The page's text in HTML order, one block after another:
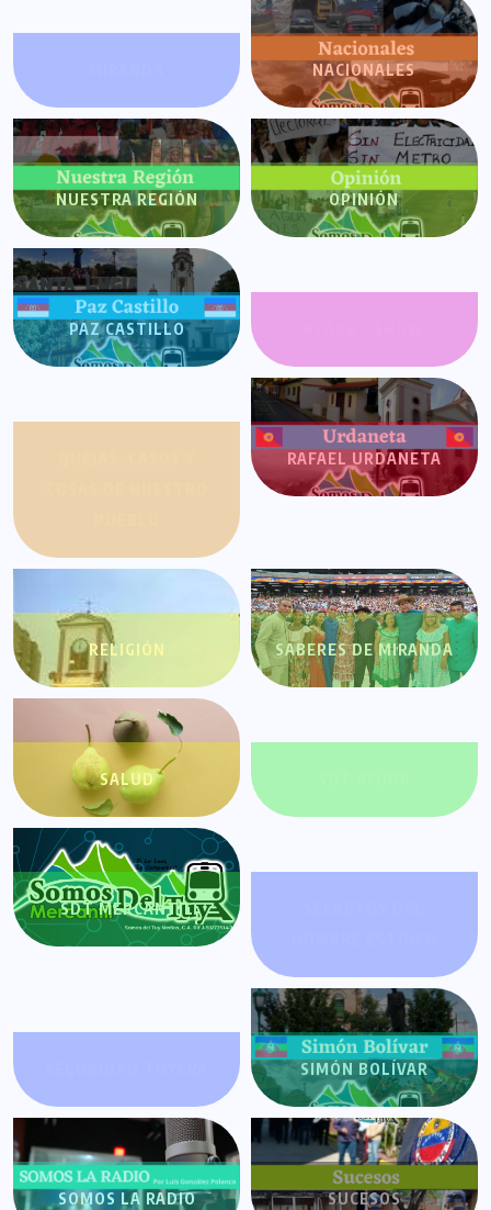
NACIONALES
NUESTRA REGIÓN OPINIÓN
PAZ CASTILLO
RAFAEL URDANETA
RELIGIÓN SABERES DE MIRANDA
SALUD
SDT MERCANTIL
SIMÓN BOLÍVAR
SOMOS LA RADIO SUCESOS